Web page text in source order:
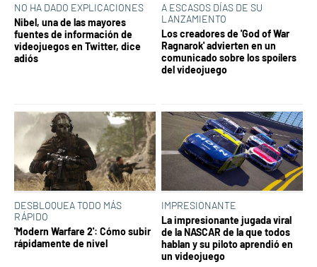
NO HA DADO EXPLICACIONES
Nibel, una de las mayores
fuentes de información de
videojuegos en Twitter, dice
adiós
A ESCASOS DÍAS DE SU
LANZAMIENTO
Los creadores de 'God of War
Ragnarok' advierten en un
comunicado sobre los spoílers
del videojuego
DESBLOQUEA TODO MÁS
RÁPIDO
'Modern Warfare 2': Cómo subir
rápidamente de nivel
IMPRESIONANTE
La impresionante jugada viral
de la NASCAR de la que todos
hablan y su piloto aprendió en
un videojuego